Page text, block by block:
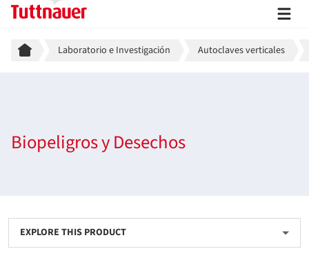
BreadcrumbLaboratorio e Investigación Autoclaves verticales
Biopeligros y Desechos
EXPLORE THIS PRODUCT